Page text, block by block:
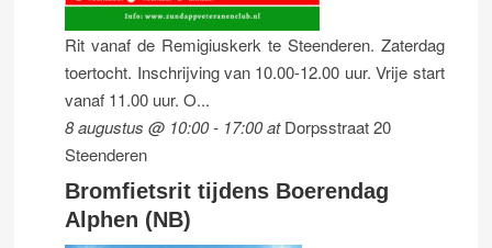
Rit vanaf de Remigiuskerk te Steenderen. Zaterdag
toertocht. Inschrijving van 10.00-12.00 uur. Vrije start
vanaf 11.00 uur. O...
8 augustus @ 10:00- 17:00atDorpsstraat 20
Steenderen
Bromfietsrit tijdens Boerendag
Alphen (NB)